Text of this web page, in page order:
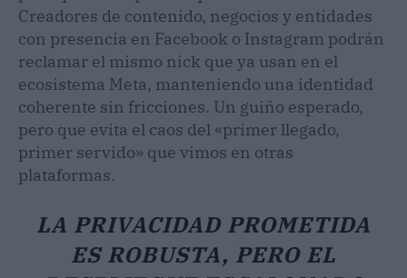
Creadores de contenido, negocios y entidades
con presencia en Facebook o Instagram podrán
reclamar el mismo nick que ya usan en el
ecosistema Meta, manteniendo una identidad
coherente sin fricciones. Un guiño esperado,
pero que evita el caos del «primer llegado,
primer servido» que vimos en otras
plataformas.
LA PRIVACIDAD PROMETIDA
ES ROBUSTA, PERO EL